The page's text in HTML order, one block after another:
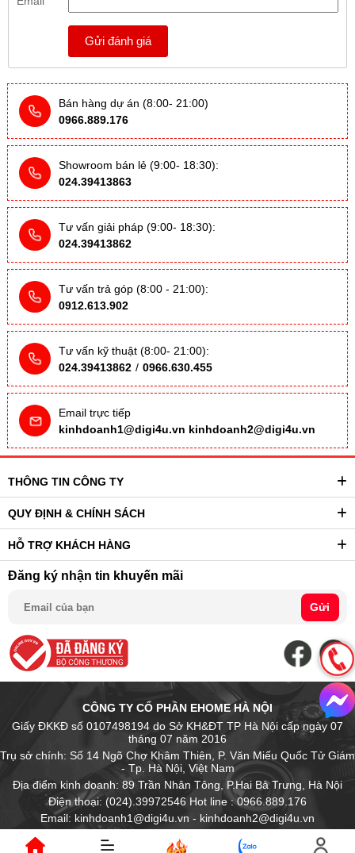
Gửi đánh giá
Bán hàng dự án (8:00- 21:00)
0966.889.176
Showroom bán lẻ (9:00- 18:30):
024.39413863
Tư vấn giải pháp (9:00- 18:30):
024.39413862
Tư vấn trả góp (8:00 - 21:00):
0912.613.902
Tư vấn kỹ thuật (8:00- 21:00):
024.39413862 / 0966.630.455
Email trực tiếp
kinhdoanh1@digi4u.vn kinhdoanh2@digi4u.vn
THÔNG TIN CÔNG TY
QUY ĐỊNH & CHÍNH SÁCH
HỖ TRỢ KHÁCH HÀNG
Đăng ký nhận tin khuyến mãi
Gửi
CÔNG TY CỔ PHẦN EHOME HÀ NỘI
Giấy ĐKKĐ số 0107498194 do Sở KH&ĐT TP Hà Nội cấp ngày 07
tháng 07 năm 2016
Trụ sở chính: Số 14 Ngõ Chợ Khâm Thiên, P. Văn Miếu Quốc Tử Giám
- Tp. Hà Nội, Việt Nam
Địa điểm kinh doanh: 89 Trần Nhân Tông, P.Hai Bà Trưng, Hà Nội
Điện thoại: (024).39972546 Hot line : 0966.889.176
Email: kinhdoanh1@digi4u.vn - kinhdoanh2@digi4u.vn